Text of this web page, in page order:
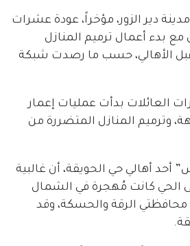
دير الزور، مؤخراً، عودة عشرات
مع بدء أعمال ترميم المنازل
قِبل الأهالي، حسب ما رصدت شبكة
العائلات بدأت عمليات إعمار
وترميم المنازل المتضررة من
أهالي حي الحويقة، أن غالبية
الحي كانت مُهجرة في الشمال
الرقة والحسكة، وقد